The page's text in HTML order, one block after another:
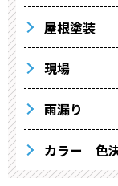
屋根塗装
現場
雨漏り
カラー 色